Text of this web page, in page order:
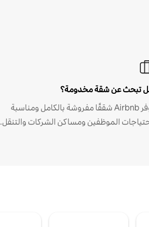
تبحث عن شقة مخدومة؟
توفر Airbnb شققًا مفروشة بالكامل ومناسبة
الموظفين ومساكن الشركات والتنقل.